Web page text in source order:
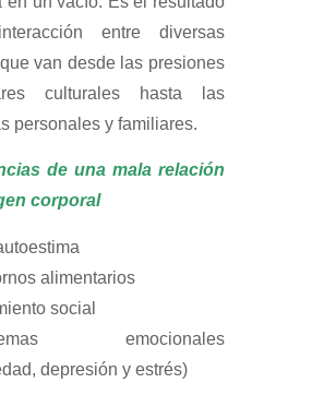
entre diversas
van desde las presiones
culturales hasta las
personales y familiares.
de una mala relación
corporal
alimentarios
social
emocionales
depresión y estrés)